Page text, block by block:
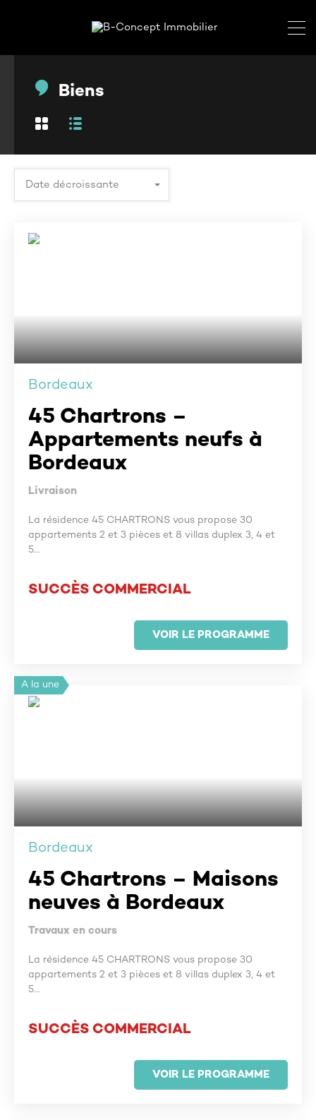
Biens
Date décroissante
Bordeaux
45 Chartrons –
Appartements neufs à
Bordeaux
Livraison
La résidence 45 CHARTRONS vous propose 30
appartements 2 et 3 pièces et 8 villas duplex 3, 4 et
5…
SUCCÈS COMMERCIAL
VOIR LE PROGRAMME
A la une
Bordeaux
45 Chartrons – Maisons
neuves à Bordeaux
Travaux en cours
La résidence 45 CHARTRONS vous propose 30
appartements 2 et 3 pièces et 8 villas duplex 3, 4 et
5…
SUCCÈS COMMERCIAL
VOIR LE PROGRAMME